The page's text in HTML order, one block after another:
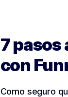
7 pasos
con
Como seguro